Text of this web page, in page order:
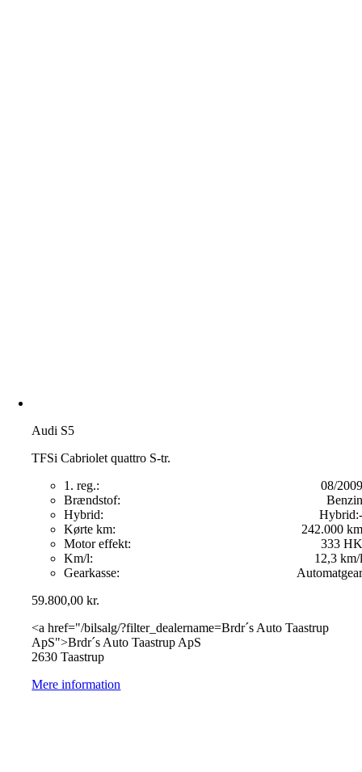
Audi S5
TFSi Cabriolet quattro S-tr.
1. reg.:
08/2009
Brændstof:
Benzin
Hybrid:
Hybrid:-
Kørte km:
242.000 km
Motor effekt:
333 HK
Km/l:
12,3 km/l
Gearkasse:
Automatgear
59.800,00kr.
<a href="/bilsalg/?filter_dealername=Brdr´s Auto Taastrup
ApS">Brdr´s Auto Taastrup ApS
2630 Taastrup
Mere information